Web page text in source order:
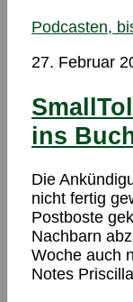
Podcasten,
27. Februar
ins
Die
nicht fertig
Postboste
Nachbarn
Woche auch
Notes